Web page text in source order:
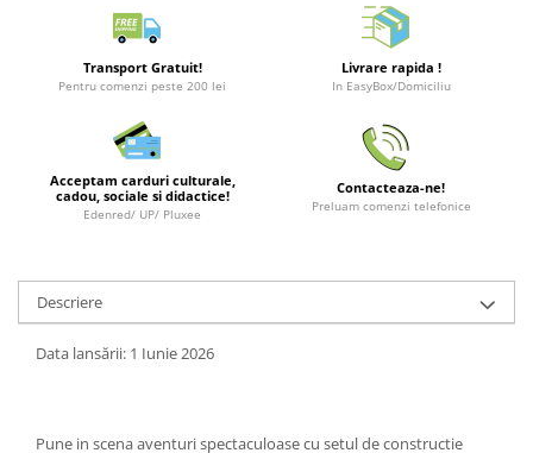
Cani/Pahare
Plusuri si papusi
Decoratiuni
Studio Ghibli/My Neighbor
Totoro/Kiki etc
Dragon Ball
Transport Gratuit!
Pentru comenzi peste 200 lei
Livrare rapida !
In EasyBox/Domiciliu
Acceptam carduri culturale,
cadou, sociale si didactice!
Edenred/ UP/ Pluxee
Contacteaza-ne!
Preluam comenzi telefonice
Descriere
Data lansării: 1 Iunie 2026
Pune in scena aventuri spectaculoase cu setul de constructie